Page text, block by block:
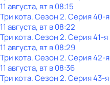
11 августа, вт в 08:15
Три кота. Сезон 2. Серия 40-я
11 августа, вт в 08:22
Три кота. Сезон 2. Серия 41-я
11 августа, вт в 08:29
Три кота. Сезон 2. Серия 42-я
11 августа, вт в 08:36
Три кота. Сезон 2. Серия 43-я